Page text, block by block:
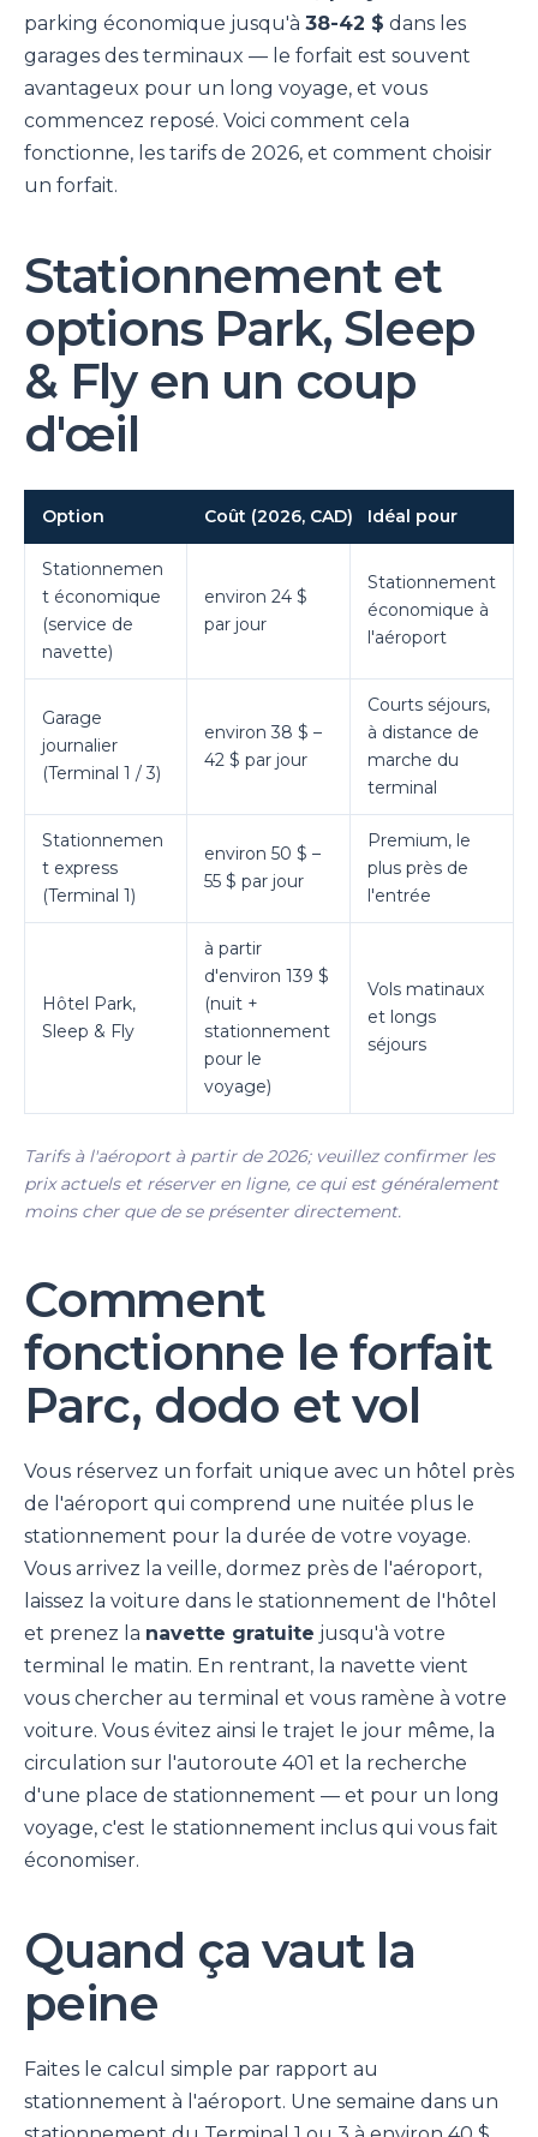
parking économique jusqu'à 38-42 $ dans les
garages des terminaux — le forfait est souvent
avantageux pour un long voyage, et vous
commencez reposé. Voici comment cela
fonctionne, les tarifs de 2026, et comment choisir
un forfait.
Stationnement et
options Park, Sleep
& Fly en un coup
d'œil
Option Coût (2026, CAD) Idéal pour
Stationnemen
t économique
(service de
navette)
environ 24 $
par jour
Stationnement
économique à
l'aéroport
Garage
journalier
(Terminal 1 / 3)
environ 38 $ –
42 $ par jour
Courts séjours,
à distance de
marche du
terminal
Stationnemen
t express
(Terminal 1)
environ 50 $ –
55 $ par jour
Premium, le
plus près de
l'entrée
Hôtel Park,
Sleep & Fly
à partir
d'environ 139 $
(nuit +
stationnement
pour le
voyage)
Vols matinaux
et longs
séjours
Tarifs à l'aéroport à partir de 2026; veuillez confirmer les
prix actuels et réserver en ligne, ce qui est généralement
moins cher que de se présenter directement.
Comment
fonctionne le forfait
Parc, dodo et vol
Vous réservez un forfait unique avec un hôtel près
de l'aéroport qui comprend une nuitée plus le
stationnement pour la durée de votre voyage.
Vous arrivez la veille, dormez près de l'aéroport,
laissez la voiture dans le stationnement de l'hôtel
et prenez la navette gratuite jusqu'à votre
terminal le matin. En rentrant, la navette vient
vous chercher au terminal et vous ramène à votre
voiture. Vous évitez ainsi le trajet le jour même, la
circulation sur l'autoroute 401 et la recherche
d'une place de stationnement — et pour un long
voyage, c'est le stationnement inclus qui vous fait
économiser.
Quand ça vaut la
peine
Faites le calcul simple par rapport au
stationnement à l'aéroport. Une semaine dans un